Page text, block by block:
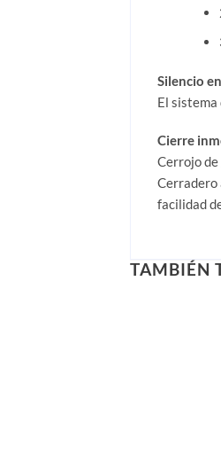
Silencio
El
Cierre
Cerrojo
Cerradero
facilidad
TAMBIÉN